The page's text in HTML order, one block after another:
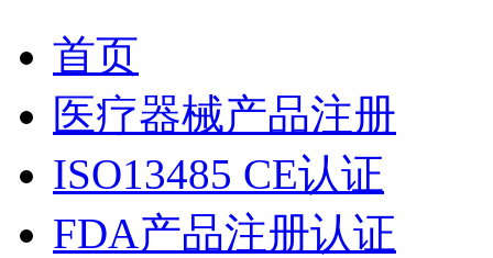
首页
医疗器械产品注册
ISO13485 CE认证
FDA产品注册认证